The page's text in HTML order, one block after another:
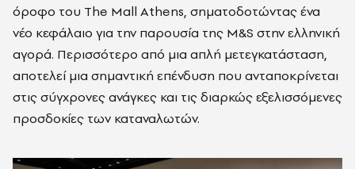
όροφο του The Mall Athens, σηματοδοτώντας ένα
νέο κεφάλαιο για την παρουσία της M&S στην ελληνική
αγορά. Περισσότερο από μια απλή μετεγκατάσταση,
αποτελεί μια σημαντική επένδυση που ανταποκρίνεται
στις σύγχρονες ανάγκες και τις διαρκώς εξελισσόμενες
προσδοκίες των καταναλωτών.